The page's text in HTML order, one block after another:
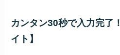
カンタン30秒で入力完了！
イト】